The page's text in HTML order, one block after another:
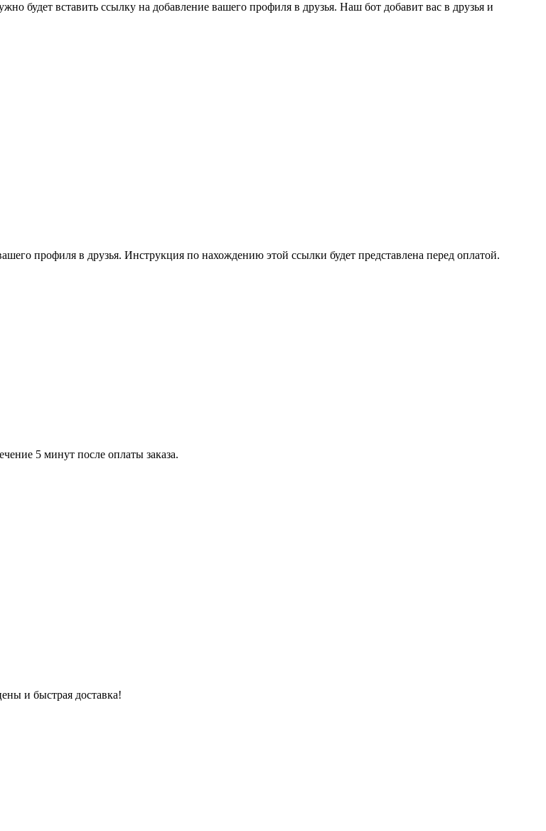
будет вставить ссылку на добавление вашего профиля в друзья. Наш бот добавит вас в друзья и
профиля в друзья. Инструкция по нахождению этой ссылки будет представлена перед оплатой.
5 минут после оплаты заказа.
и быстрая доставка!